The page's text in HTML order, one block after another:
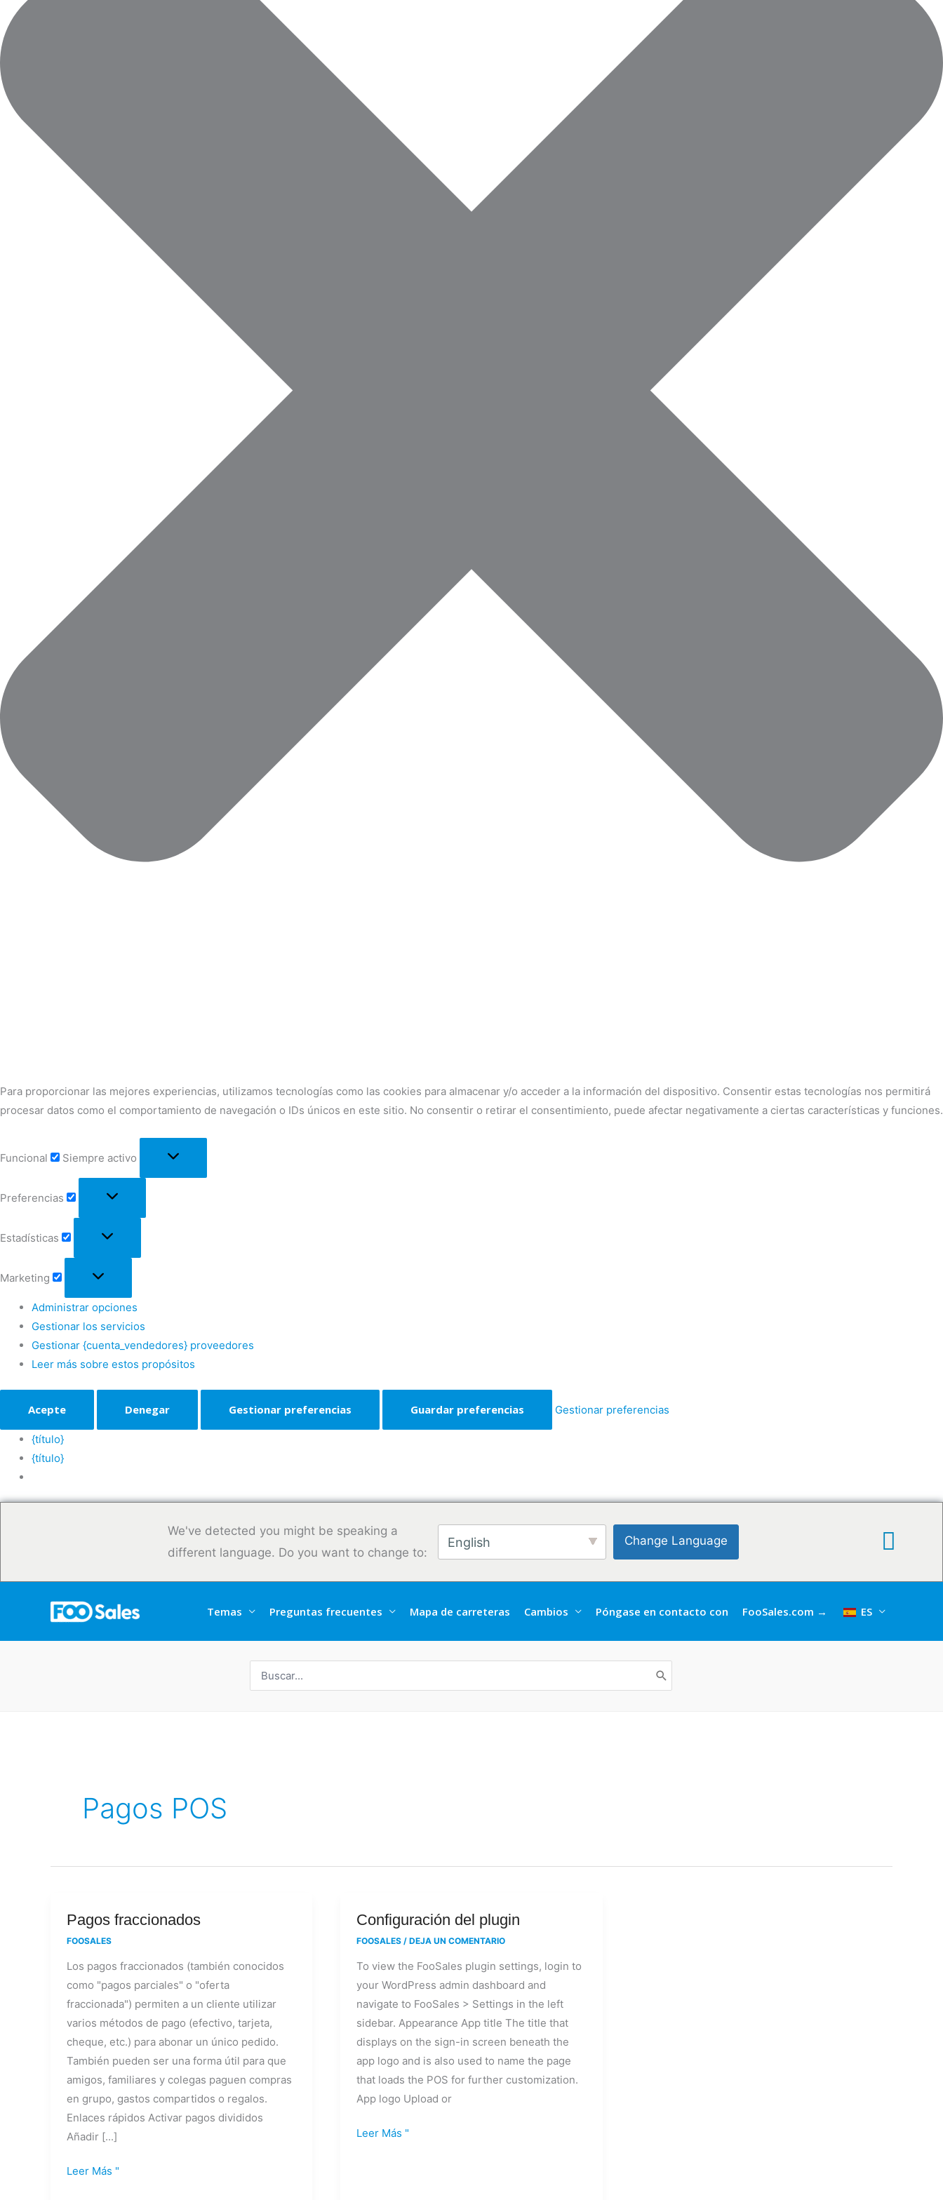
Para proporcionar las mejores experiencias, utilizamos tecnologías como las cookies para almacenar y/o acceder a la información del dispositivo. Consentir estas tecnologías nos permitirá
procesar datos como el comportamiento de navegación o IDs únicos en este sitio. No consentir o retirar el consentimiento, puede afectar negativamente a ciertas características y funciones.
Funcional Siempre activo
Preferencias
Estadísticas
Marketing
Administrar opciones
Gestionar los servicios
Gestionar {cuenta_vendedores} proveedores
Leer más sobre estos propósitos
Acepte Denegar Gestionar preferencias Guardar preferencias Gestionar preferencias
{título}
{título}
We've detected you might be speaking a
different language. Do you want to change to:
English Change Language
Temas Preguntas frecuentes Mapa de carreteras Cambios Póngase en contacto con FooSales.com → ES
por:
Pagos POS
Pagos fraccionados
FOOSALES
Los pagos fraccionados (también conocidos
como "pagos parciales" o "oferta
fraccionada") permiten a un cliente utilizar
varios métodos de pago (efectivo, tarjeta,
cheque, etc.) para abonar un único pedido.
También pueden ser una forma útil para que
amigos, familiares y colegas paguen compras
en grupo, gastos compartidos o regalos.
Enlaces rápidos Activar pagos divididos
Añadir [...]
Pagos
fraccionados
Leer Más "
Configuración del plugin
FOOSALES / DEJA UN COMENTARIO
To view the FooSales plugin settings, login to
your WordPress admin dashboard and
navigate to FooSales > Settings in the left
sidebar. Appearance App title The title that
displays on the sign-in screen beneath the
app logo and is also used to name the page
that loads the POS for further customization.
App logo Upload or
Configuración
del
Leer Más "